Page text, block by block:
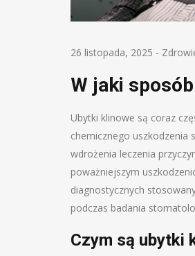
26 listopada, 2025 -
W jaki
Ubytki klinowe są coraz
chemicznego uszkodzenia
wdrożenia leczenia
poważniejszym
diagnostycznych
podczas badania
Czym są ubytki